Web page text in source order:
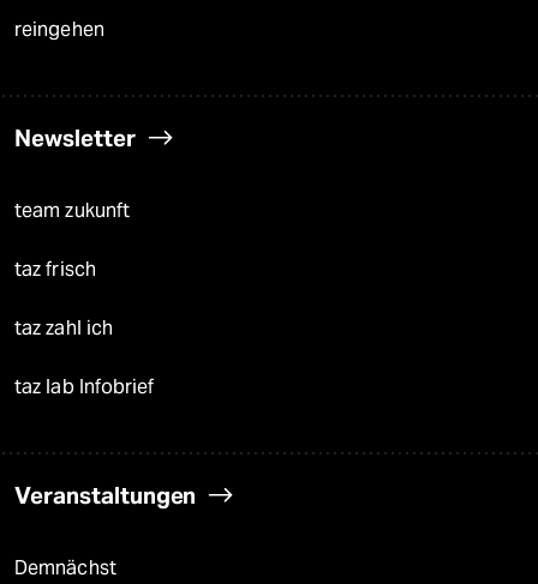
reingehen
Newsletter
team zukunft
taz frisch
taz zahl ich
taz lab Infobrief
Veranstaltungen
Demnächst